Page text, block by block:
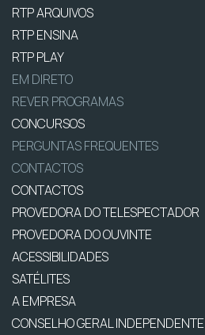
RTP ARQUIVOS
RTP ENSINA
RTP PLAY
EM DIRETO
REVER PROGRAMAS
CONCURSOS
PERGUNTAS FREQUENTES
CONTACTOS
CONTACTOS
PROVEDORA DO TELESPECTADOR
PROVEDORA DO OUVINTE
ACESSIBILIDADES
SATÉLITES
A EMPRESA
CONSELHO GERAL INDEPENDENTE